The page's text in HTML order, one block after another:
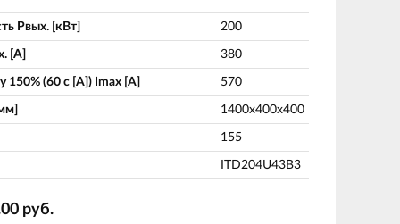
Pвых. [кВт] 200
[A] 380
150% (60 c [A]) Imax [A] 570
1400х400х400
155
ITD204U43B3
руб.